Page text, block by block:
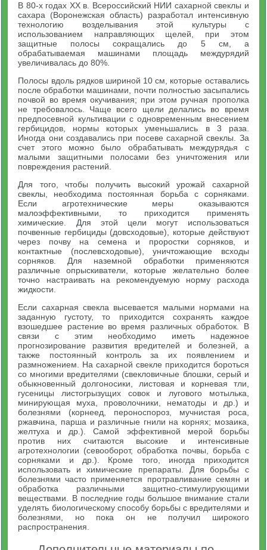
В 80-х годах XX в. Всероссийский НИИ сахарной свеклы и
сахара (Воронежская область) разработал интенсивную
технологию возделывания этой культуры с
использованием направляющих щелей, при этом
защитные полосы сокращались до 5 см, а
обрабатываемая машинами площадь междурядий
увеличивалась до 80%.
Полосы вдоль рядков шириной 10 см, которые оставались
после обработки машинами, почти полностью засыпались
почвой во время окучивания; при этом ручная прополка
не требовалось. Чаще всего щели делались во время
предпосевной культивации с одновременным внесением
гербицидов, нормы которых уменьшались в 3 раза.
Иногда они создавались при посеве сахарной свеклы. За
счет этого можно было обрабатывать междурядья с
малыми защитными полосами без уничтожения или
повреждения растений.
Для того, чтобы получить высокий урожай сахарной
свеклы, необходима постоянная борьба с сорняками.
Если агротехнические меры оказываются
малоэффективными, то приходится применять
химические. Для этой цели могут использоваться
почвенные гербициды (довсходовые), которые действуют
через почву на семена и проростки сорняков, и
контактные (послевсходовые), уничтожающие всходы
сорняков. Для наземной обработки применяются
различные опрыскиватели, которые желательно более
точно настраивать на рекомендуемую норму расхода
жидкости.
Если сахарная свекла высевается малыми нормами на
заданную густоту, то приходится сохранять каждое
взошедшее растение во время различных обработок. В
связи с этим необходимо иметь надежное
прогнозирование развития вредителей и болезней, а
также постоянный контроль за их появлением и
размножением. На сахарной свекле приходится бороться
со многими вредителями (свекловичные блошки, серый и
обыкновенный долгоносики, листовая и корневая тли,
гусеницы листогрызущих совок и лугового мотылька,
минирующая муха, проволочники, нематоды и др.) и
болезнями (корнеед, пероноспороз, мучнистая роса,
ржавчина, парша и различные гнили на корнях; мозаика,
желтуха и др.). Самой эффективной мерой борьбы
против них считаются высокие и интенсивные
агротехнологии (севооборот, обработка почвы, борьба с
сорняками и др.). Кроме того, иногда приходится
использовать и химические препараты. Для борьбы с
болезнями часто применяется протравливание семян и
обработка различными защитно-стимулирующими
веществами. В последние годы большое внимание стали
уделять биологическому способу борьбы с вредителями и
болезнями, но пока он не получил широкого
распространения.